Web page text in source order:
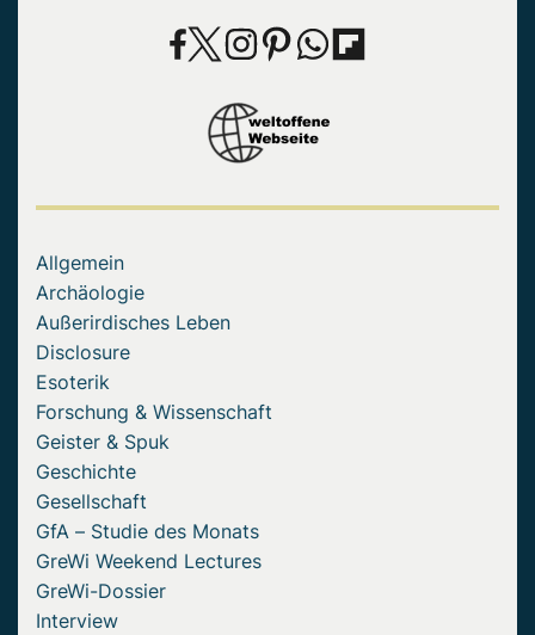
Allgemein
Archäologie
Außerirdisches Leben
Disclosure
Esoterik
Forschung & Wissenschaft
Geister & Spuk
Geschichte
Gesellschaft
GfA – Studie des Monats
GreWi Weekend Lectures
GreWi-Dossier
Interview